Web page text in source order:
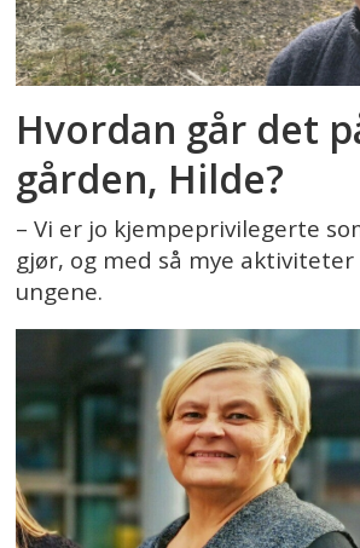
Hvordan går det
gården, Hilde?
– Vi er jo kjempeprivilegerte
gjør, og med så mye
ungene.